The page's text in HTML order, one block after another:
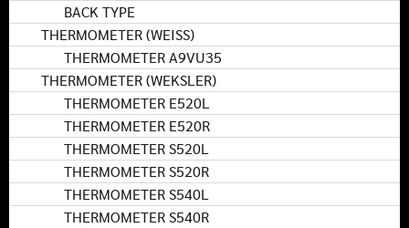
BACK TYPE
THERMOMETER (WEISS)
THERMOMETER A9VU35
THERMOMETER (WEKSLER)
THERMOMETER E520L
THERMOMETER E520R
THERMOMETER S520L
THERMOMETER S520R
THERMOMETER S540L
THERMOMETER S540R